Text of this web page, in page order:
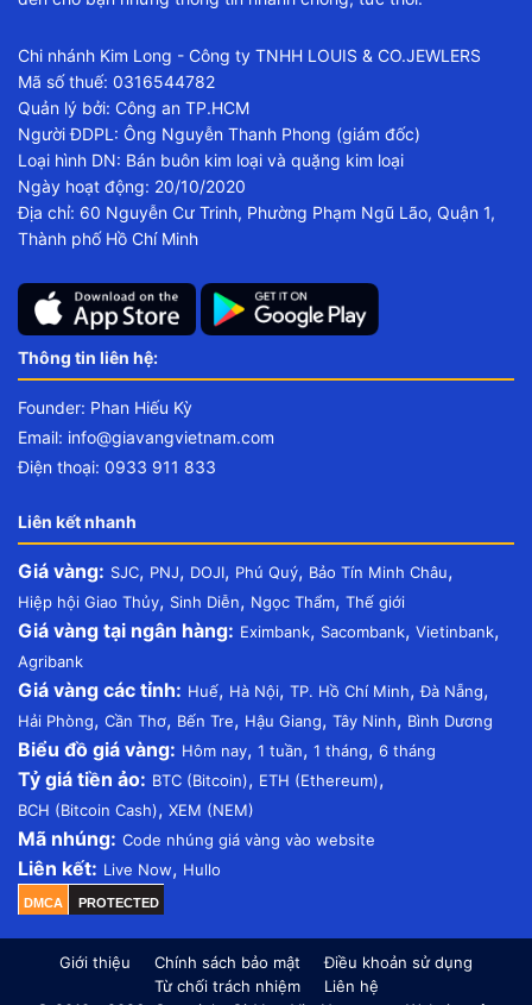
Chi nhánh Kim Long - Công ty TNHH LOUIS & CO.JEWLERS
Mã số thuế: 0316544782
Quản lý bởi: Công an TP.HCM
Người ĐDPL: Ông Nguyễn Thanh Phong (giám đốc)
Loại hình DN: Bán buôn kim loại và quặng kim loại
Ngày hoạt động: 20/10/2020
Địa chỉ: 60 Nguyễn Cư Trinh, Phường Phạm Ngũ Lão, Quận 1,
Thành phố Hồ Chí Minh
Thông tin liên hệ:
Founder: Phan Hiếu Kỳ
Email: info@giavangvietnam.com
Điện thoại: 0933 911 833
Liên kết nhanh
Giá vàng: SJC, PNJ, DOJI, Phú Quý, Bảo Tín Minh Châu,
Hiệp hội Giao Thủy, Sinh Diễn, Ngọc Thẩm, Thế giới
Giá vàng tại ngân hàng: Eximbank, Sacombank, Vietinbank,
Agribank
Giá vàng các tỉnh: Huế, Hà Nội, TP. Hồ Chí Minh,Đà Nẵng,
Hải Phòng, Cần Thơ, Bến Tre, Hậu Giang, Tây Ninh, Bình Dương
Biểu đồ giá vàng: Hôm nay, 1 tuần, 1 tháng, 6 tháng
Tỷ giá tiền ảo: BTC (Bitcoin), ETH (Ethereum),
BCH (Bitcoin Cash), XEM (NEM)
Mã nhúng: Code nhúng giá vàng vào website
Liên kết: Live Now, Hullo
DMCA PROTECTED
Giới thiệu Chính sách bảo mật
Điều khoản sử dụng
Từ chối trách nhiệm
Liên hệ